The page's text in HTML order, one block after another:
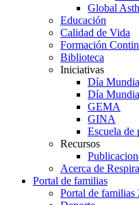
Global
Educación
Calidad de Vida
Formación
Biblioteca
Iniciativas
Día
Día
GEMA
GINA
Escuela de
Recursos
Acerca de
Portal de familias
Portal de familias